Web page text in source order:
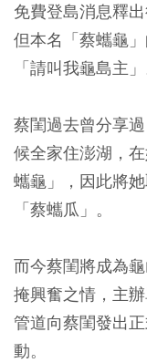
免費登島消息釋
但本名「蔡蠵龜
「請叫我龜島主」
蔡閨過去曾分享
候全家住澎湖，
蠵龜」，因此將
「蔡蠵瓜」。
而今蔡閨將成為
掩興奮之情，主
管道向蔡閨發出
動。